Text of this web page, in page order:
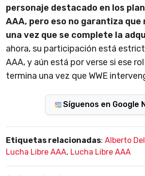
personaje destacado en los
AAA, pero eso no garantiza que
una vez que se complete la
ahora,su participación está
AAA, y aún está por verse si ese
termina una vez que WWE
Síguenos en Google
Etiquetas relacionadas: Alberto
Lucha Libre AAA, Lucha Libre AAA